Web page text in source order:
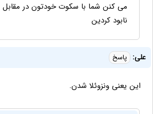
می کنن شما با سکوت خودتون در مقابل
نابود کردین
علی: پاسخ
این یعنی ونزوئلا شدن.